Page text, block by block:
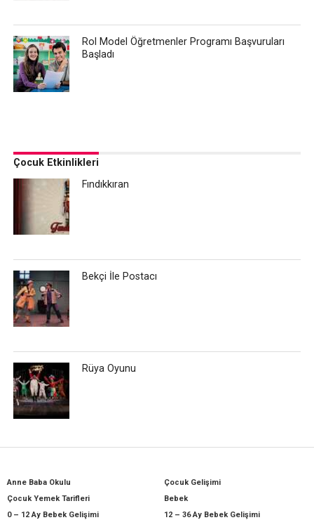
Rol Model Öğretmenler Programı Başvuruları
Başladı
Çocuk Etkinlikleri
Fındıkkıran
Bekçi İle Postacı
Rüya Oyunu
Anne Baba Okulu
Çocuk Gelişimi
Çocuk Yemek Tarifleri
Bebek
0 – 12 Ay Bebek Gelişimi
12 – 36 Ay Bebek Gelişimi